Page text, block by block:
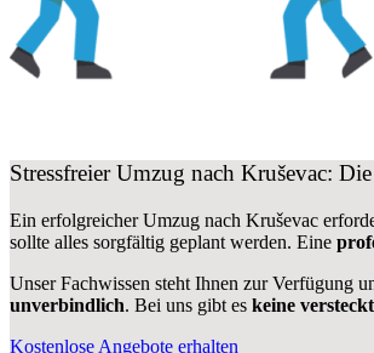
Stressfreier Umzug nach Kruševac:
Ein erfolgreicher Umzug nach Kruševac
sollte alles sorgfältig geplant werden. Eine
Unser Fachwissen steht Ihnen zur Verfügung
unverbindlich. Bei uns gibt es keine
Kostenlose Angebote erhalten